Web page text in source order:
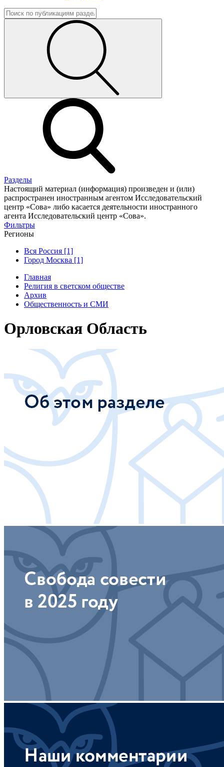
Разделы
Настоящий материал (информация) произведен и (или)
распространен иностранным агентом Исследовательский
центр «Сова» либо касается деятельности иностранного
агента Исследовательский центр «Сова».
Фильтры
Регионы
Вся Россия [1]
Город Москва [1]
Главная
Религия в светском обществе
Архив
Общественность и СМИ
Орловская Область